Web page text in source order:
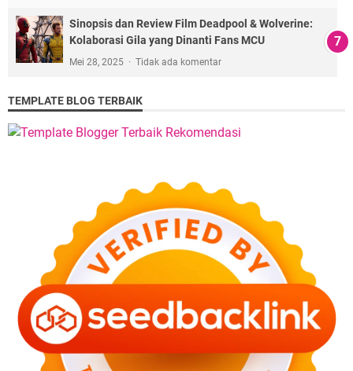
Sinopsis dan Review Film Deadpool & Wolverine:
Kolaborasi Gila yang Dinanti Fans MCU
Mei 28, 2025 Tidak ada komentar
TEMPLATE BLOG TERBAIK